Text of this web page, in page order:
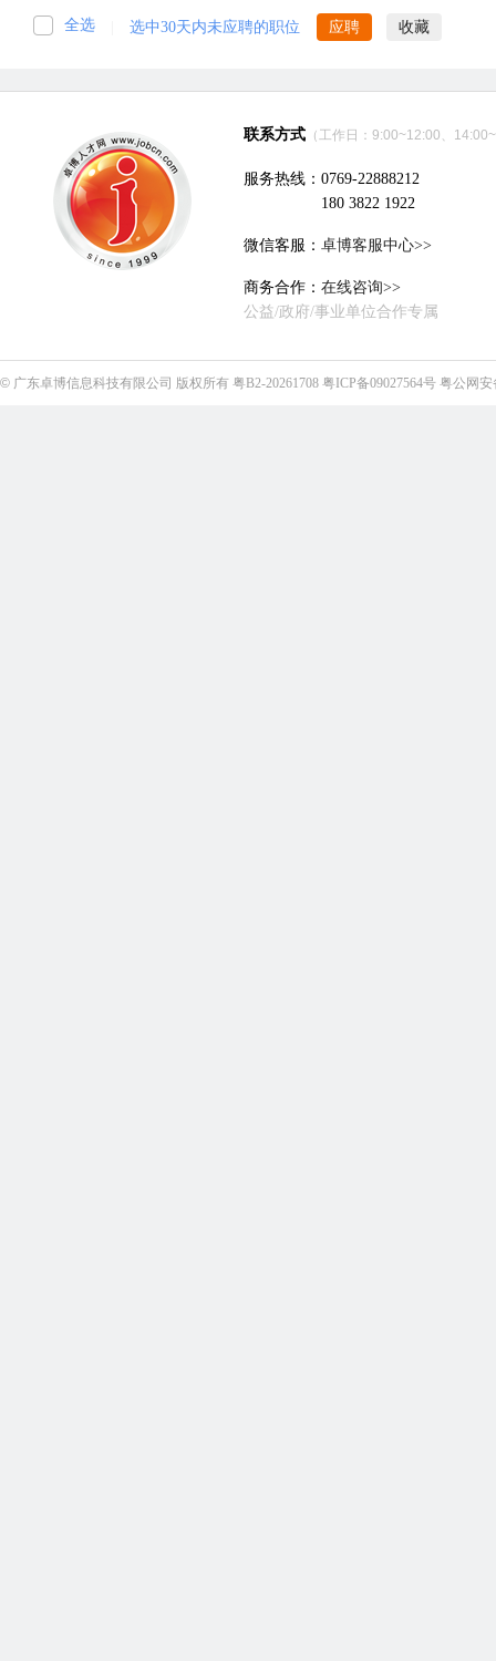
全选 选中30天内未应聘的职位 应聘 收藏
联系方式 （工作日：9:00~12:00、
服务热线：0769-22888212
180 3822 1922
微信客服： 卓博客服中心>>
商务合作： 在线咨询>>
公益/政府/事业单位合作专属
© 广东卓博信息科技有限公司 版权所有 粤B2-20261708 粤ICP备09027564号 粤公网安